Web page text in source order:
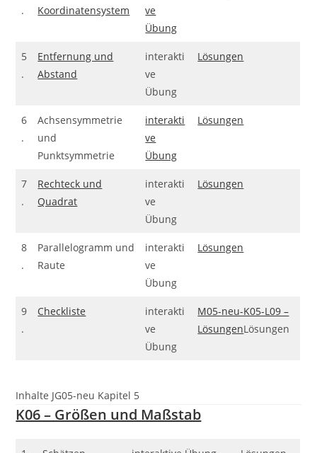
.
Koordinatensystem
ve
Übung
5
.
Entfernung und
Abstand
interakti
ve
Übung
Lösungen
6
.
Achsensymmetrie
und
Punktsymmetrie
interakti
ve
Übung
Lösungen
7
.
Rechteck und
Quadrat
interakti
ve
Übung
Lösungen
8
.
Parallelogramm und
Raute
interakti
ve
Übung
Lösungen
9
.
Checkliste
interakti
ve
Übung
M05-neu-K05-L09 –
LösungenLösungen
Inhalte JG05-neu Kapitel 5
K06 – Größen und Maßstab